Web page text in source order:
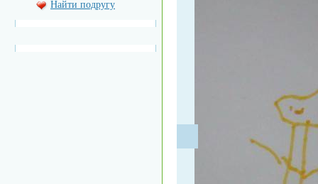
Найти подругу